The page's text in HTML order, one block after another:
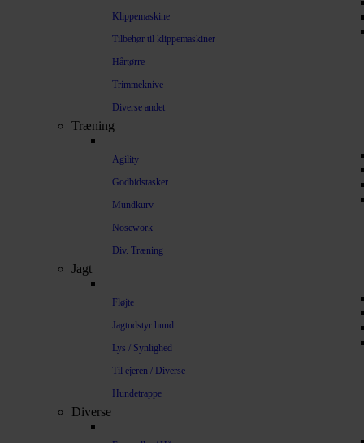
Klippemaskine
Tilbehør til klippemaskiner
Hårtørre
Trimmeknive
Diverse andet
Træning
Agility
Godbidstasker
Mundkurv
Nosework
Div. Træning
Jagt
Fløjte
Jagtudstyr hund
Lys / Synlighed
Til ejeren / Diverse
Hundetrappe
Diverse